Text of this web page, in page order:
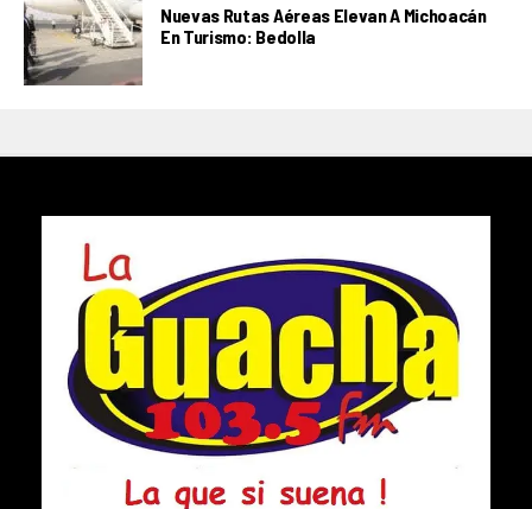
Nuevas Rutas Aéreas Elevan A Michoacán
En Turismo: Bedolla